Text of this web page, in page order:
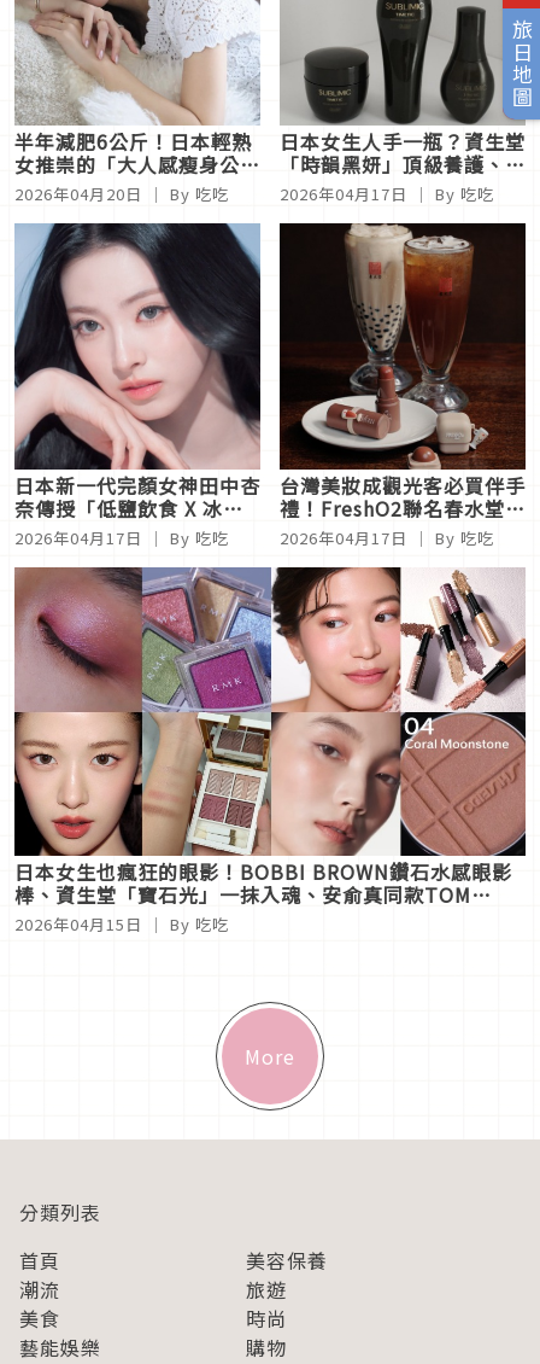
旅日地圖
半年減肥6公斤！日本輕熟
女推崇的「大人感瘦身公
式」：納豆、米糠漬物與蕎
麥麵，吃出不反彈的纖細體
態
2026年04月20日 ｜ By 吃吃
日本女生人手一瓶？資生堂
「時韻黑妍」頂級養護、高
絲 STEPHEN KNOLL髮
膜，盤點4款讓乾枯髮「起
死回生」的護髮品
2026年04月17日 ｜ By 吃吃
日本新一代完顏女神田中杏
奈傳授「低鹽飲食 X 冰鎮
滾輪法」！4秘訣解密「絕
美貓系顏」背後的精緻細節
2026年04月17日 ｜ By 吃吃
台灣美妝成觀光客必買伴手
禮！FreshO2聯名春水堂打
造「珍珠奶茶小方糖」可愛
爆擊，Moody史努比家族
讓清潔變得好療癒
2026年04月17日 ｜ By 吃吃
日本女生也瘋狂的眼影！BOBBI BROWN鑽石水感眼影
棒、資生堂「寶石光」一抹入魂、安俞真同款TOM
FORD玫瑰煙燻都必收
2026年04月15日 ｜ By 吃吃
More
分類列表
首頁
美容保養
潮流
旅遊
美食
時尚
藝能娛樂
購物